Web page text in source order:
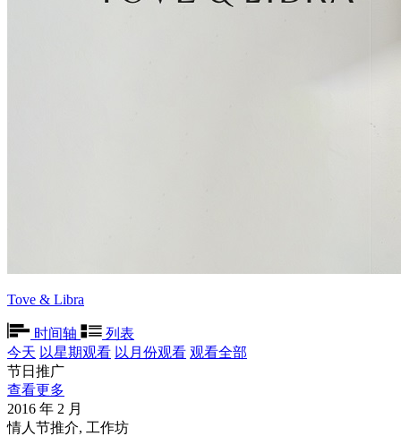
Tove & Libra
时间轴
列表
今天 以星期观看 以月份观看 观看全部
节日推广
查看更多
2016 年 2 月
情人节推介, 工作坊